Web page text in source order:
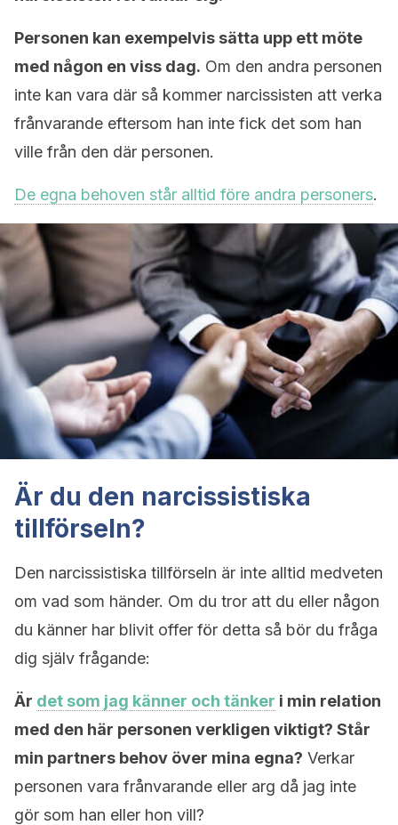
Personen kan exempelvis sätta upp ett möte
med någon en viss dag. Om den andra personen
inte kan vara där så kommer narcissisten att verka
frånvarande eftersom han inte fick det som han
ville från den där personen.
De egna behoven står alltid före andra personers.
Är du den narcissistiska
tillförseln?
Den narcissistiska tillförseln är inte alltid medveten
om vad som händer. Om du tror att du eller någon
du känner har blivit offer för detta så bör du fråga
dig själv frågande:
Är det som jag känner och tänker i min relation
med den här personen verkligen viktigt? Står
min partners behov över mina egna? Verkar
personen vara frånvarande eller arg då jag inte
gör som han eller hon vill?